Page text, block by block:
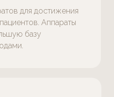
для достижения
Аппараты
базу